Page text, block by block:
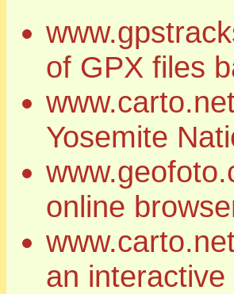
of GPX files
Yosemite
online
an